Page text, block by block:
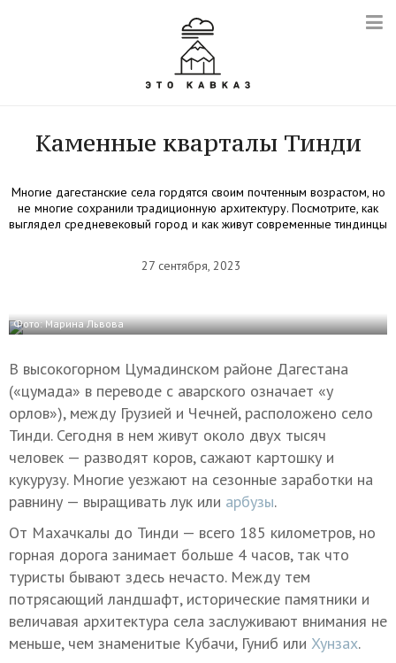
Каменные кварталы Тинди
Многие дагестанские села гордятся своим почтенным возрастом, но
не многие сохранили традиционную архитектуру. Посмотрите, как
выглядел средневековый город и как живут современные тиндинцы
27 сентября, 2023
Фото: Марина Львова
В высокогорном Цумадинском районе Дагестана
(«цумада» в переводе с аварского означает «у
орлов»), между Грузией и Чечней, расположено село
Тинди. Сегодня в нем живут около двух тысяч
человек — разводят коров, сажают картошку и
кукурузу. Многие уезжают на сезонные заработки на
равнину — выращивать лук или арбузы.
От Махачкалы до Тинди — всего 185 километров, но
горная дорога занимает больше 4 часов, так что
туристы бывают здесь нечасто. Между тем
потрясающий ландшафт, исторические памятники и
величавая архитектура села заслуживают внимания не
меньше, чем знаменитые Кубачи, Гуниб или Хунзах.